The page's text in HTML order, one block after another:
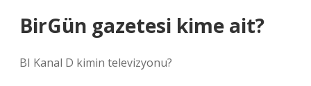
BirGün gazetesi kime ait?
BI Kanal D kimin televizyonu?